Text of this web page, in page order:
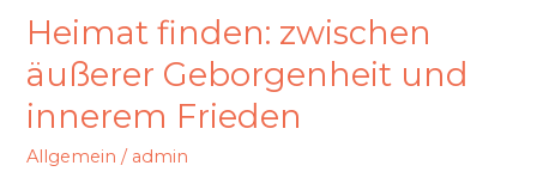
Heimat finden: zwischen
äußerer Geborgenheit und
innerem Frieden
Allgemein / admin